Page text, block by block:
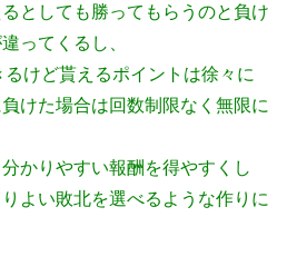
としても勝ってもらうのと負け
ってくるし、
けど貰えるポイントは徐々に
けた場合は回数制限なく無限に
かりやすい報酬を得やすくし
よい敗北を選べるような作りに